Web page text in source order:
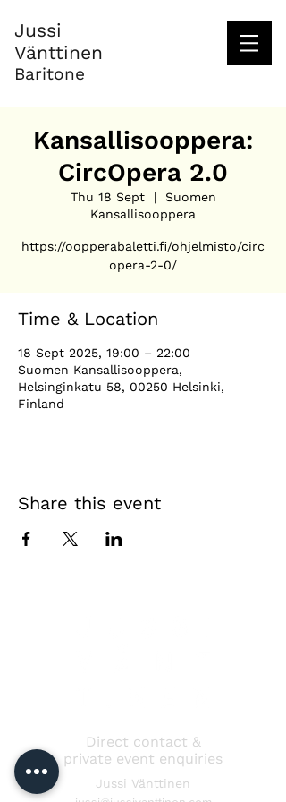
Jussi
Vänttinen
Baritone
Kansallisooppera:
CircOpera 2.0
Thu 18 Sept
  |
Suomen
Kansallisooppera
https://oopperabaletti.fi/ohjelmisto/circ
Time & Location
18 Sept 2025, 19:00 – 22:00
Suomen Kansallisooppera,
Helsinginkatu 58, 00250 Helsinki,
Finland
Share this event
Direct contact &
private event enquiries
Jussi Vänttinen